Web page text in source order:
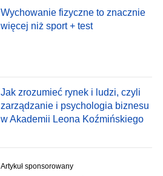
Wychowanie fizyczne to znacznie
więcej niż sport + test
Jak zrozumieć rynek i ludzi, czyli
zarządzanie i psychologia biznesu
w Akademii Leona Koźmińskiego
Artykuł sponsorowany